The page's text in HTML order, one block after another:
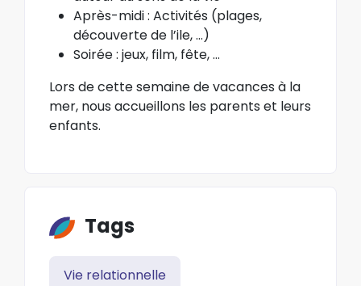
Après-midi : Activités (plages,
découverte de l’ile, …)
Soirée : jeux, film, fête, …
Lors de cette semaine de vacances à la
mer, nous accueillons les parents et leurs
enfants.
Tags
Vie relationnelle